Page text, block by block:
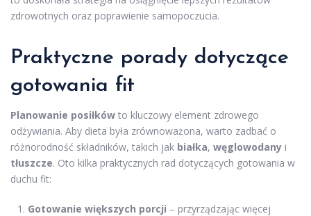
zdrowotnych oraz poprawienie samopoczucia.
Praktyczne porady dotyczące
gotowania fit
Planowanie posiłków to kluczowy element zdrowego
odżywiania. Aby dieta była zrównoważona, warto zadbać o
różnorodność składników, takich jak białka, węglowodany i
tłuszcze. Oto kilka praktycznych rad dotyczących gotowania w
duchu fit:
Gotowanie większych porcji – przyrządzając więcej